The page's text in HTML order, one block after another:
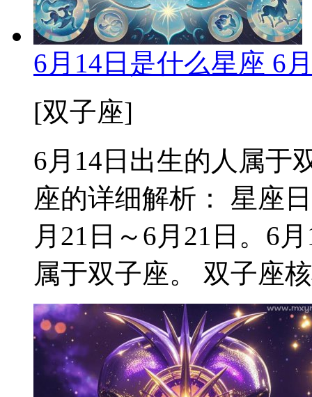
6月14日是什么星座 6
[双子座]
6月14日出生的人属于
座的详细解析： 星座
月21日～6月21日。6
属于双子座。 双子座